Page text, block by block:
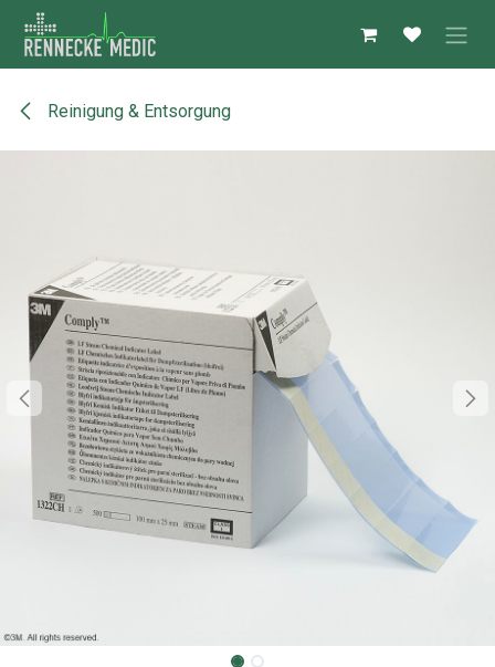
Zum Inhalt springen
Reinigung & Entsorgung